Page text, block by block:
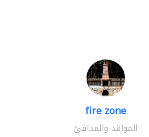
fire zone
المواقد والمدافئ